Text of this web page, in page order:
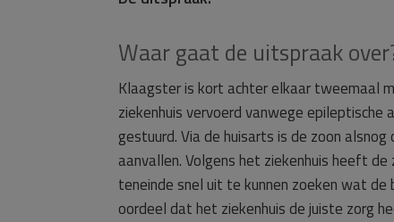
Waar gaat de uitspraak
Klaagster is kort achter elkaar tweemaal
ziekenhuis vervoerd vanwege epileptische
gestuurd. Via de huisarts is de zoon
aanvallen. Volgens het ziekenhuis heeft
teneinde snel uit te kunnen zoeken wat de
oordeel dat het ziekenhuis de juiste zorg